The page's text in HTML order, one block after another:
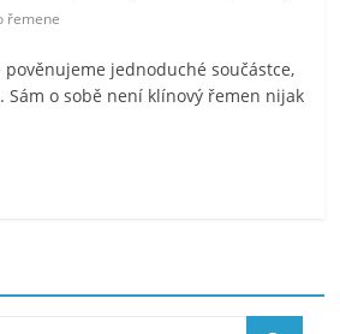
řemene
jednoduché součástce,
Sám o sobě není klínový řemen nijak